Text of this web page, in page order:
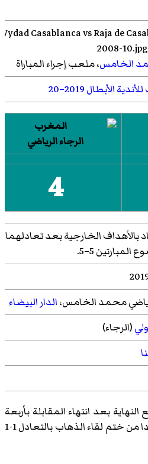
الخامس، ملعب إجراء المباراة
الأبطال 2019–20
الرجاء الرياضي
4
بالأهداف الخارجية بعد تعادلهما
5–5.
محمد الخامس،الدار البيضاء
(الرجاء)
بعد انتهاء المقابلة بأربعة
أهداف في كل شبكة، مستفيدا من ختم لقاء الذهاب بالتعادل 1-1